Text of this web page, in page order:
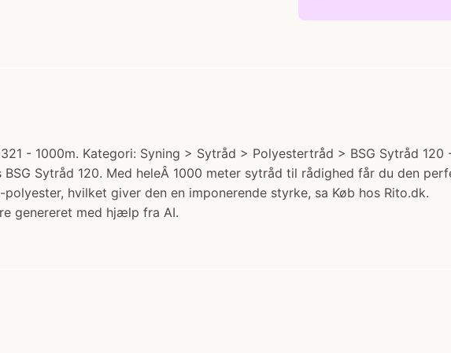
- 1000m. Kategori: Syning > Sytråd > Polyestertråd > BSG Sytråd
Sytråd 120. Med heleÂ 1000 meter sytråd til rådighed får du den
hvilket giver den en imponerende styrke, sa Køb hos Rito.dk.
genereret med hjælp fra AI.